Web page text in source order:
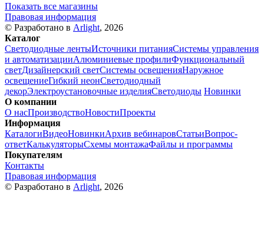
Показать все магазины
Правовая информация
© Разработано в Arlight, 2026
Каталог
Светодиодные лентыИсточники питанияСистемы управления
и автоматизацииАлюминиевые профилиФункциональный
светДизайнерский светСистемы освещенияНаружное
освещениеГибкий неонСветодиодный
декорЭлектроустановочные изделияСветодиоды Новинки
О компании
О насПроизводствоНовостиПроекты
Информация
КаталогиВидеоНовинкиАрхив вебинаровСтатьиВопрос-
ответКалькуляторыСхемы монтажаФайлы и программы
Покупателям
Контакты
Правовая информация
© Разработано в Arlight, 2026